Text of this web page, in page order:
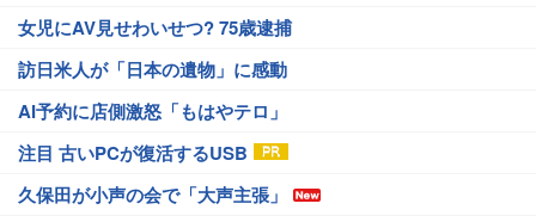
女児にAV見せわいせつ? 75歳逮捕
訪日米人が「日本の遺物」に感動
AI予約に店側激怒「もはやテロ」
注目 古いPCが復活するUSB
久保田が小声の会で「大声主張」